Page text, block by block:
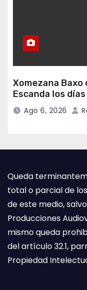
Xomezana
Escanda los
Ago 6, 2026
Queda
total o parcial de
de este medio,
Producciones
mismo queda
del artículo 32.1,
Propiedad